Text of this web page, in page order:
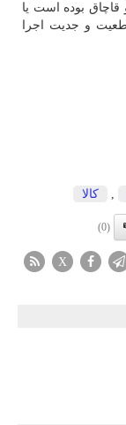
بوده است یا
و جدیت اجرا
, كالا
(0)
X